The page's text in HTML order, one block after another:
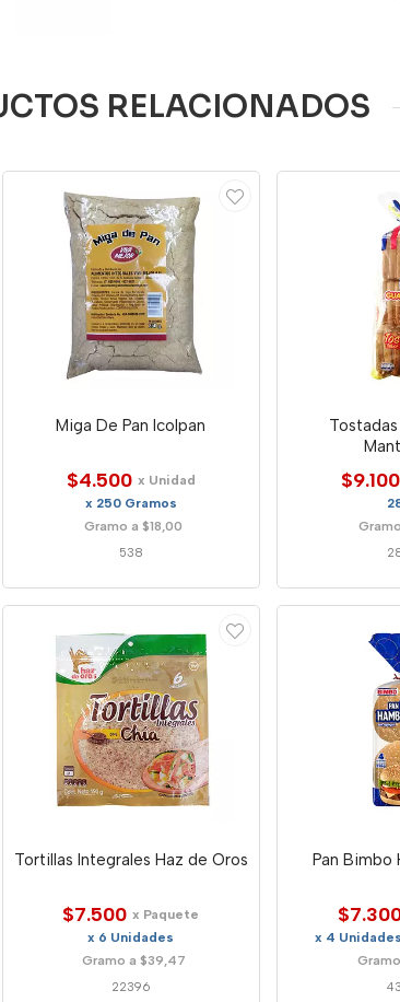
RELACIONADOS
Miga De Pan Icolpan
$4.500 x Unidad
x 250 Gramos
Gramo a $18,00
538
$9.100
Tortillas Integrales Haz de Oros
$7.500 x Paquete
x 6 Unidades
Gramo a $39,47
22396
Pan Bimbo
x 4